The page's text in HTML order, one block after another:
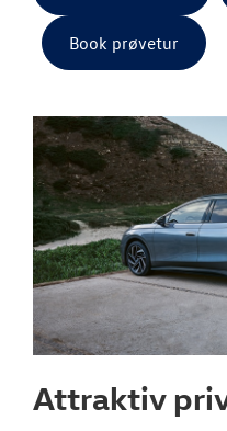
Book prøvetur
Attraktiv